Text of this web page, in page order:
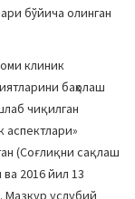
бўйича олинган
клиник
баҳолаш
чиқилган
аспектлари»
(Соғлиқни сақлаш
2016 йил 13
Мазкур услубий